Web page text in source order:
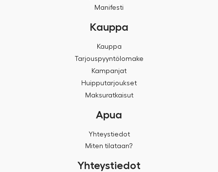
Manifesti
Kauppa
Kauppa
Tarjouspyyntölomake
Kampanjat
Huipputarjoukset
Maksuratkaisut
Apua
Yhteystiedot
Miten tilataan?
Yhteystiedot